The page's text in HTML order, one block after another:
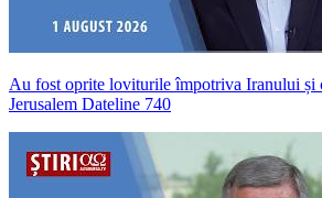
Au fost oprite loviturile împotriva Iranului și
Jerusalem Dateline 740